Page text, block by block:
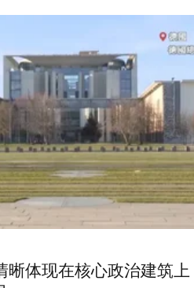
会产生少数派执政的尴尬
相争，陈水扁渔翁得利
。
”正副领导人以来，台
一再产生，是时候总结
晰体现在核心政治建筑